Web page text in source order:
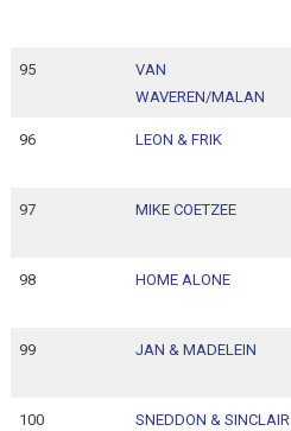
95
VAN
WAVEREN/MALAN
96 LEON & FRIK
97 MIKE COETZEE
98 HOME ALONE
99 JAN & MADELEIN
100 SNEDDON & SINCLAIR